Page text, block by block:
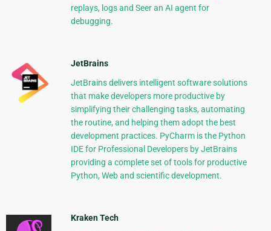
replays, logs and Seer an AI agent for
debugging.
JetBrains
JetBrains delivers intelligent software solutions
that make developers more productive by
simplifying their challenging tasks, automating
the routine, and helping them adopt the best
development practices. PyCharm is the Python
IDE for Professional Developers by JetBrains
providing a complete set of tools for productive
Python, Web and scientific development.
Kraken Tech